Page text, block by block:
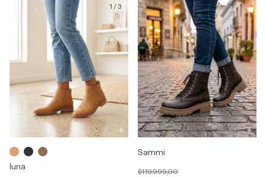
1 /3
luna
Sammi
$119.999,00